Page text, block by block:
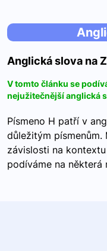
Anglická slova na Z
V tomto článku se
nejužitečnější anglická
Písmeno H patří v
důležitým
závislosti na
podíváme na některá